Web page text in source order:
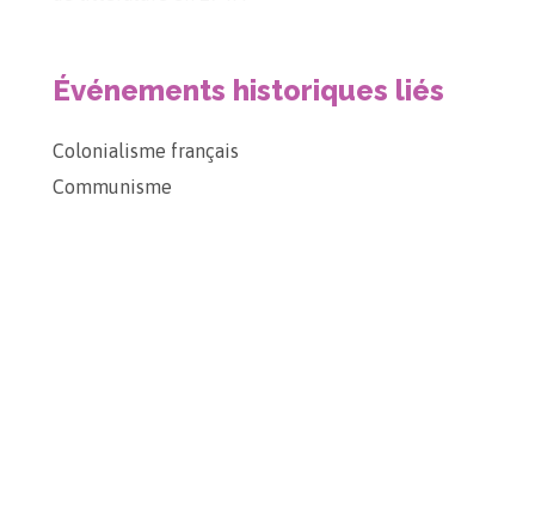
Événements historiques liés
Colonialisme français
Communisme